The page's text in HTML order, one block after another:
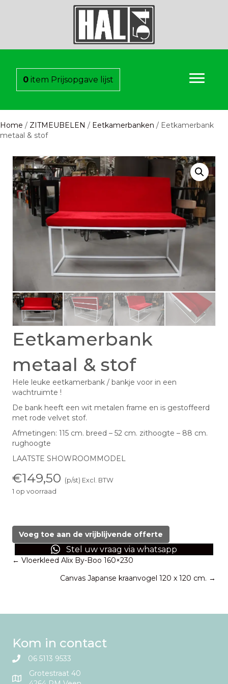
0 item Prijsopgave lijst
Home / ZITMEUBELEN / Eetkamerbanken / Eetkamerbank
metaal & stof
Eetkamerbank
metaal & stof
Hele leuke eetkamerbank / bankje voor in een
wachtruimte !
De bank heeft een wit metalen frame en is gestoffeerd
met rode velvet stof.
Afmetingen: 115 cm. breed – 52 cm. zithoogte – 88 cm.
rughoogte
LAATSTE SHOWROOMMODEL
€149,50 (p/st) Excl. BTW
1 op voorraad
stof
Voeg toe aan de vrijblijvende offerte
Stel uw vraag via whatsapp
Posts
navigation
← Vloerkleed Alix By-Boo 160×230
Canvas Japanse kraanvogel 120 x 120 cm. →
Kom in contact
06 5113 9533
Grotestraat 40